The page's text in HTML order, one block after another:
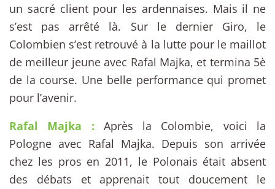
un sacré client pour les ardennaises. Mais il ne
s’est pas arrêté là. Sur le dernier Giro, le
Colombien s’est retrouvé à la lutte pour le maillot
de meilleur jeune avec Rafal Majka, et termina 5è
de la course. Une belle performance qui promet
pour l’avenir.
Rafal Majka : Après la Colombie, voici la
Pologne avec Rafal Majka. Depuis son arrivée
chez les pros en 2011, le Polonais était absent
des débats et apprenait tout doucement le